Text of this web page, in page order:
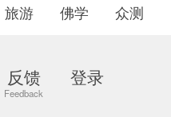
旅游 佛学 众测
反馈 登录